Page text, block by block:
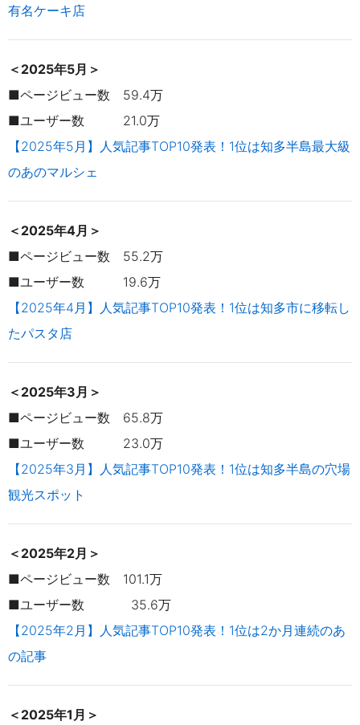
有名ケーキ店
＜2025年5月＞
■ページビュー数 59.4万
■ユーザー数 21.0万
【2025年5月】人気記事TOP10発表！1位は知多半島最大級
のあのマルシェ
＜2025年4月＞
■ページビュー数 55.2万
■ユーザー数 19.6万
【2025年4月】人気記事TOP10発表！1位は知多市に移転し
たパスタ店
＜2025年3月＞
■ページビュー数 65.8万
■ユーザー数 23.0万
【2025年3月】人気記事TOP10発表！1位は知多半島の穴場
観光スポット
＜2025年2月＞
■ページビュー数 101.1万
■ユーザー数 35.6万
【2025年2月】人気記事TOP10発表！1位は2か月連続のあ
の記事
＜2025年1月＞